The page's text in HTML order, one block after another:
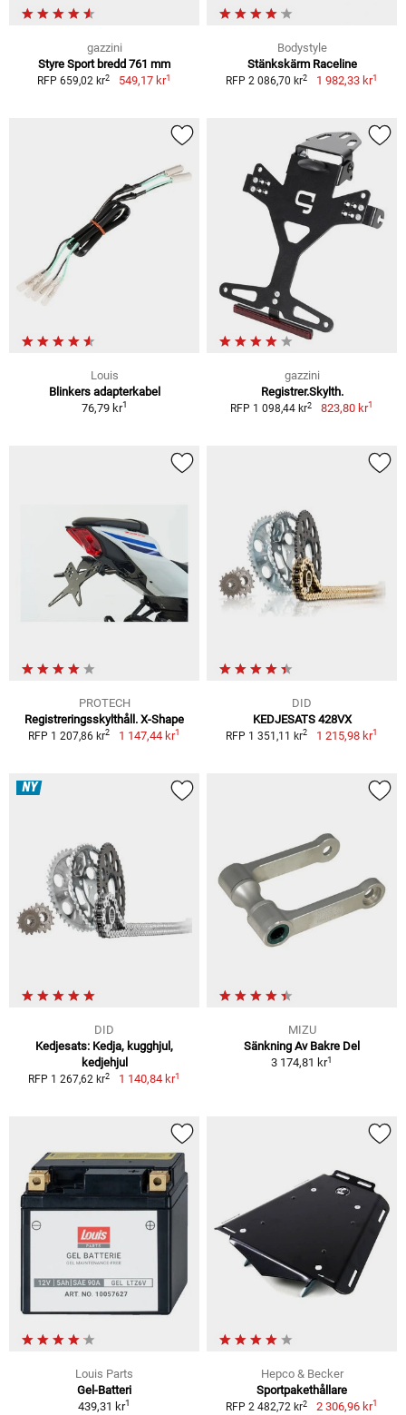
gazzini
Styre Sport bredd 761 mm
RFP 659,02 kr2 549,17 kr1
Bodystyle
Stänkskärm Raceline
RFP 2 086,70 kr2 1 982,33 kr1
Louis
Blinkers adapterkabel
76,79 kr1
gazzini
Registrer.Skylth.
RFP 1 098,44 kr2 823,80 kr1
PROTECH
Registreringsskylthåll. X-Shape
RFP 1 207,86 kr2 1 147,44 kr1
DID
KEDJESATS 428VX
RFP 1 351,11 kr2 1 215,98 kr1
NY
DID
Kedjesats: Kedja, kugghjul,
kedjehjul
RFP 1 267,62 kr2 1 140,84 kr1
MIZU
Sänkning Av Bakre Del
3 174,81 kr1
Louis Parts
Gel-Batteri
439,31 kr1
Hepco & Becker
Sportpakethållare
RFP 2 482,72 kr2 2 306,96 kr1